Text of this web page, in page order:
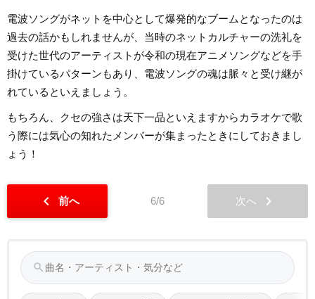
電波ソングがネットを中心として爆発的なブームとなったのは
過去の話かもしれませんが、当時のネットカルチャーの洗礼を
受けた世代のアーティストが令和の現在アニメソングなどを手
掛けているパターンもあり、電波ソングの魂は脈々と受け継が
れているといえましょう。
もちろん、クセの強さは天下一品といえますからカラオケで歌
う際には気心の知れたメンバーが集まったときにしておきまし
ょう！
chevron_left 前へ 6/6 次へ chevron_right
search